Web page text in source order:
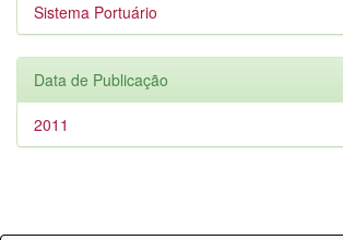
Sistema Portuário
Data de Publicação
2011